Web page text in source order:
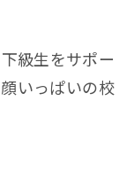
級生をサポー
いっぱいの校